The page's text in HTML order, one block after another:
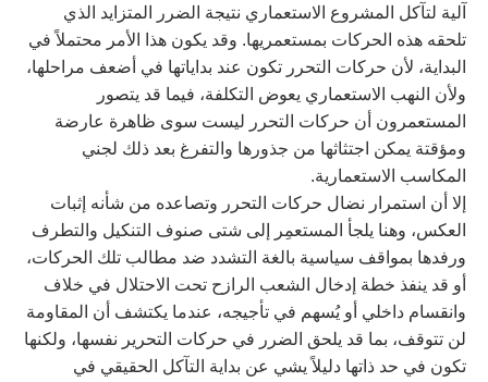
آلية لتآكل المشروع الاستعماري نتيجة الضرر المتزايد الذي
تلحقه هذه الحركات بمستعمريها. وقد يكون هذا الأمر محتملاً في
البداية، لأن حركات التحرر تكون عند بداياتها في أضعف مراحلها،
ولأن النهب الاستعماري يعوض التكلفة، فيما قد يتصور
المستعمرون أن حركات التحرر ليست سوى ظاهرة عارضة
ومؤقتة يمكن اجتثاثها من جذورها والتفرغ بعد ذلك لجني
المكاسب الاستعمارية.
إلا أن استمرار نضال حركات التحرر وتصاعده من شأنه إثبات
العكس، وهنا يلجأ المستعمِر إلى شتى صنوف التنكيل والتطرف
ورفدها بمواقف سياسية بالغة التشدد ضد مطالب تلك الحركات،
أو قد ينفذ خطة إدخال الشعب الرازح تحت الاحتلال في خلاف
وانقسام داخلي أو يُسهم في تأجيجه، عندما يكتشف أن المقاومة
لن تتوقف، بما قد يلحق الضرر في حركات التحرير نفسها، ولكنها
تكون في حد ذاتها دليلاً يشي عن بداية التآكل الحقيقي في